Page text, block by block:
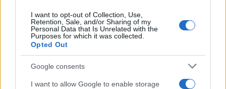
I want to opt-out of Collection, Use,
Retention, Sale, and/or Sharing of my
Personal Data that Is Unrelated with the
Purposes for which it was collected.
Opted Out
Google consents
I want to allow Google to enable storage
Αν τα χάσατε